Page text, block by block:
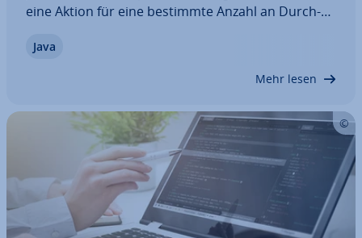
eine Aktion für eine bestimmte Anzahl an Durch­
über­sicht­lich. Wir erklären Ihnen, was die for-Loop
Java
Mehr lesen